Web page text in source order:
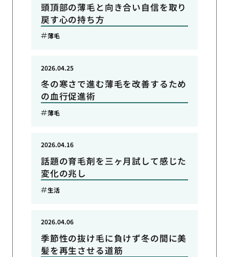
頭頂部の薄毛と向き合い自信を取り
戻す心の持ち方
薄毛
冬の寒さで進む薄毛を改善するため
の血行促進術
2026.04.25
薄毛
話題の育毛剤を三ヶ月試して感じた
変化の兆し
2026.04.16
生活
季節性の抜け毛に負けず冬の間に美
髪を再生させる道筋
2026.04.06